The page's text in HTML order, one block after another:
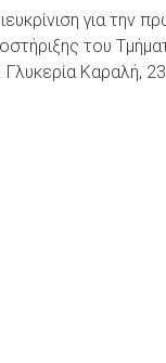
για την
του
Καραλή,